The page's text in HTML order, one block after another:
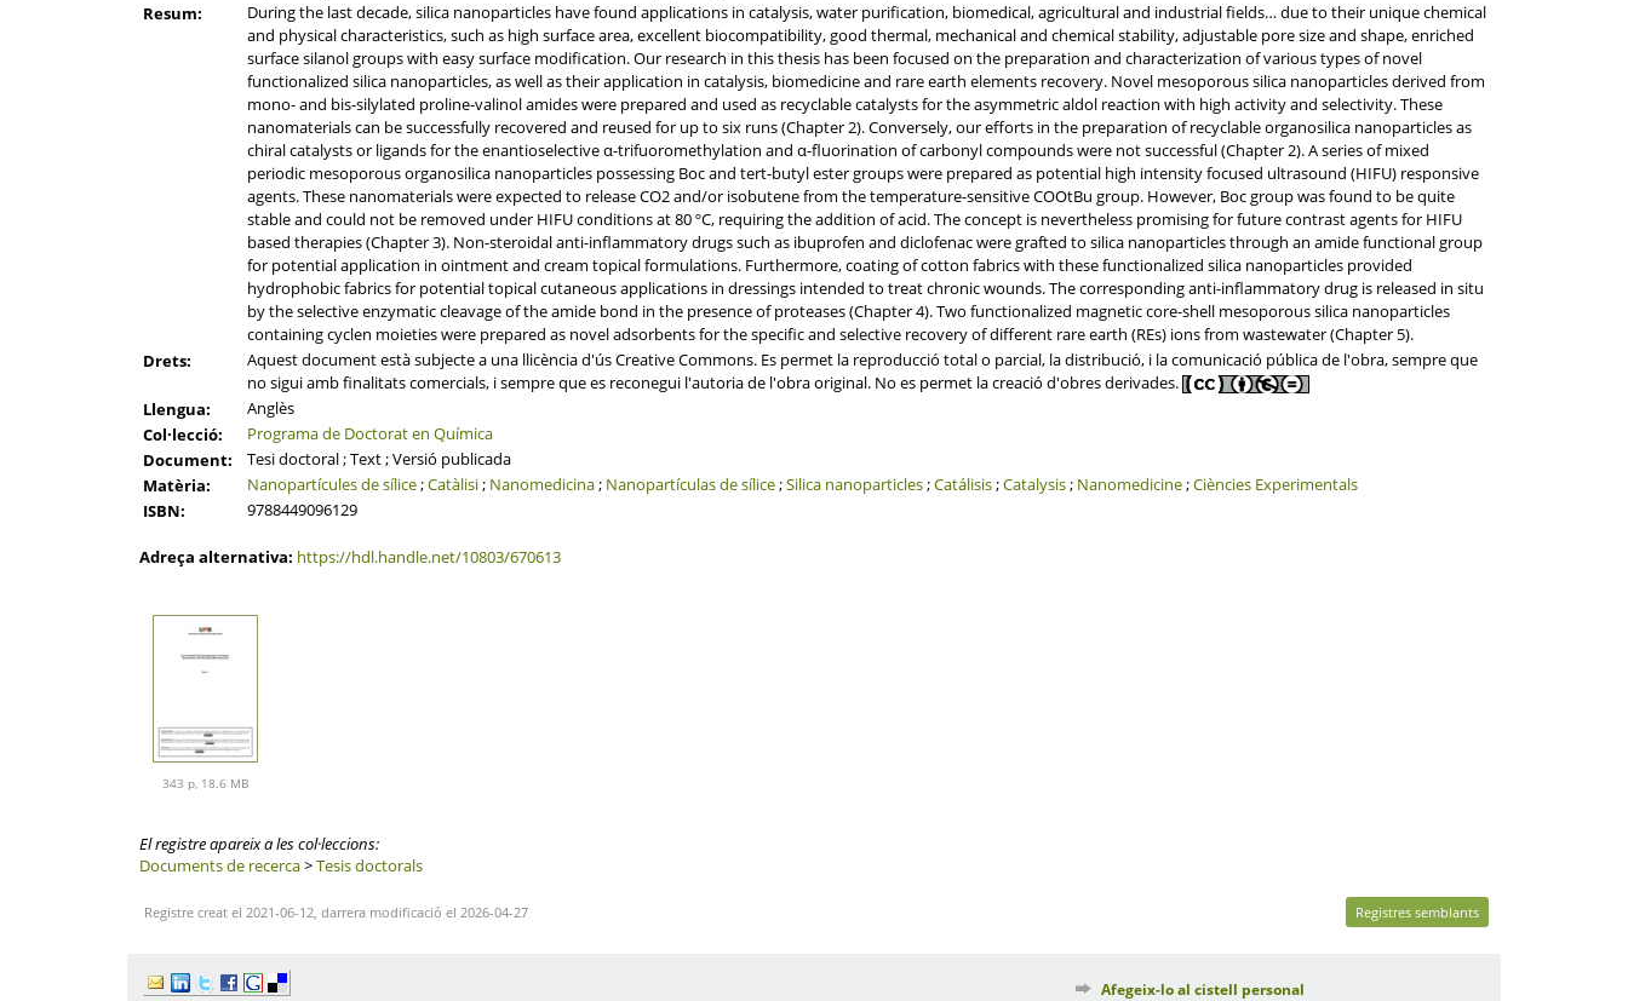
Resum:
During the last decade, silica nanoparticles have found applications in catalysis, water purification, biomedical, agricultural and industrial fields… due to their unique chemical
and physical characteristics, such as high surface area, excellent biocompatibility, good thermal, mechanical and chemical stability, adjustable pore size and shape, enriched
surface silanol groups with easy surface modification. Our research in this thesis has been focused on the preparation and characterization of various types of novel
functionalized silica nanoparticles, as well as their application in catalysis, biomedicine and rare earth elements recovery. Novel mesoporous silica nanoparticles derived from
mono- and bis-silylated proline-valinol amides were prepared and used as recyclable catalysts for the asymmetric aldol reaction with high activity and selectivity. These
nanomaterials can be successfully recovered and reused for up to six runs (Chapter 2). Conversely, our efforts in the preparation of recyclable organosilica nanoparticles as
chiral catalysts or ligands for the enantioselective α-trifuoromethylation and α-fluorination of carbonyl compounds were not successful (Chapter 2). A series of mixed
periodic mesoporous organosilica nanoparticles possessing Boc and tert-butyl ester groups were prepared as potential high intensity focused ultrasound (HIFU) responsive
agents. These nanomaterials were expected to release CO2 and/or isobutene from the temperature-sensitive COOtBu group. However, Boc group was found to be quite
stable and could not be removed under HIFU conditions at 80 ºC, requiring the addition of acid. The concept is nevertheless promising for future contrast agents for HIFU
based therapies (Chapter 3). Non-steroidal anti-inflammatory drugs such as ibuprofen and diclofenac were grafted to silica nanoparticles through an amide functional group
for potential application in ointment and cream topical formulations. Furthermore, coating of cotton fabrics with these functionalized silica nanoparticles provided
hydrophobic fabrics for potential topical cutaneous applications in dressings intended to treat chronic wounds. The corresponding anti-inflammatory drug is released in situ
by the selective enzymatic cleavage of the amide bond in the presence of proteases (Chapter 4). Two functionalized magnetic core-shell mesoporous silica nanoparticles
containing cyclen moieties were prepared as novel adsorbents for the specific and selective recovery of different rare earth (REs) ions from wastewater (Chapter 5).
Drets:
Aquest document està subjecte a una llicència d'ús Creative Commons. Es permet la reproducció total o parcial, la distribució, i la comunicació pública de l'obra, sempre que
no sigui amb finalitats comercials, i sempre que es reconegui l'autoria de l'obra original. No es permet la creació d'obres derivades.
Llengua:
Anglès
Col·lecció:
Programa de Doctorat en Química
Document:
Tesi doctoral ; Text ; Versió publicada
Matèria:
Nanopartícules de sílice;Catàlisi; Nanomedicina; Nanopartículas de sílice;Silica nanoparticles;Catálisis;Catalysis; Nanomedicine;Ciències Experimentals
ISBN:
9788449096129
Adreça alternativa: https://hdl.handle.net/10803/670613
343 p, 18.6 MB
El registre apareix a les col·leccions:
Documents de recerca>Tesis doctorals
Registre creat el 2021-06-12, darrera modificació el 2026-04-27 Registres semblants
Afegeix-lo al cistell personal